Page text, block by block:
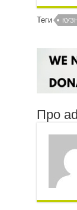
Теги
Про